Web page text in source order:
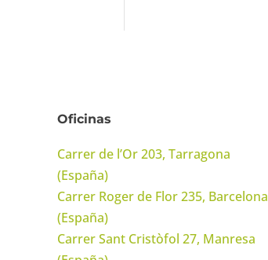
Oficinas
Carrer de l’Or 203, Tarragona
(España)
Carrer Roger de Flor 235, Barcelona
(España)
Carrer Sant Cristòfol 27, Manresa